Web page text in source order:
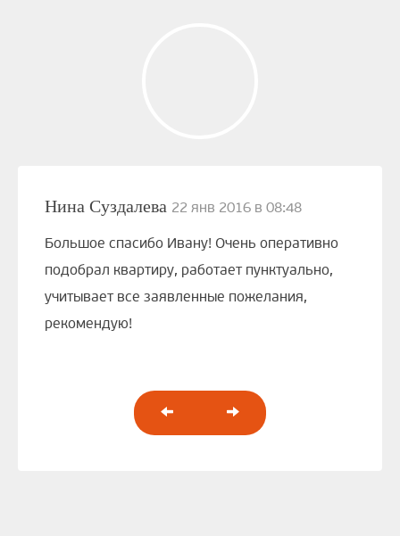
Нина Суздалева 22 янв 2016 в 08:48
Большое спасибо Ивану! Очень оперативно
подобрал квартиру, работает пунктуально,
учитывает все заявленные пожелания,
рекомендую!